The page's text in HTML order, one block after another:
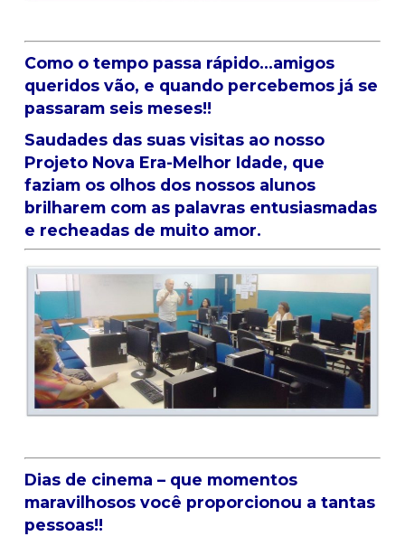
Como o tempo passa rápido…amigos
queridos vão, e quando percebemos já se
passaram seis meses!!
Saudades das suas visitas ao nosso
Projeto Nova Era-Melhor Idade, que
faziam os olhos dos nossos alunos
brilharem com as palavras entusiasmadas
e recheadas de muito amor.
Dias de cinema – que momentos
maravilhosos você proporcionou a tantas
pessoas!!